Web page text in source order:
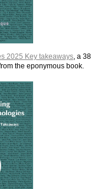
2025 Key takeaways, a 38
the eponymous book.